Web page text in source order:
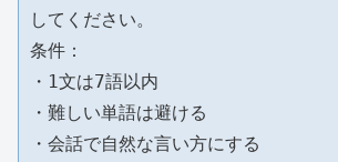
してください。
条件：
・1文は7語以内
・難しい単語は避ける
・会話で自然な言い方にする